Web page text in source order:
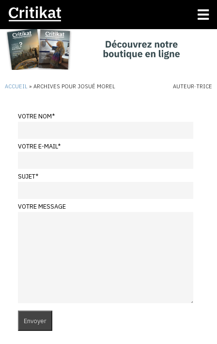
ACCUEIL » ARCHIVES POUR JOSUÉ MOREL AUTEUR·TRICE
VOTRE NOM*
VOTRE E-MAIL*
SUJET*
VOTRE MESSAGE